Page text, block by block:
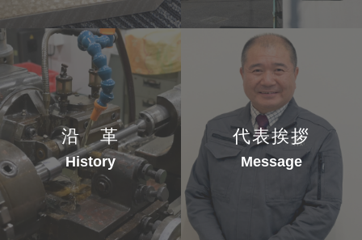
沿 革
History
代表挨拶
Message